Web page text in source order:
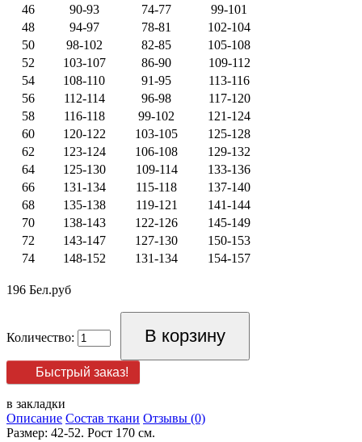
46
90-93 74-77
99-101
48
94-97 78-81
102-104
50
98-102 82-85
105-108
52
103-107 86-90
109-112
54
108-110 91-95
113-116
56
112-114 96-98
117-120
58
116-118 99-102
121-124
60
120-122 103-105
125-128
62
123-124 106-108
129-132
64
125-130 109-114
133-136
66
131-134 115-118
137-140
68
135-138 119-121
141-144
70
138-143 122-126
145-149
72
143-147 127-130
150-153
74
148-152 131-134 154-157
196 Бел.руб
Количество:
Быстрый заказ!
в закладки
Описание Состав ткани Отзывы (0)
Размер: 42-52. Рост 170 см.